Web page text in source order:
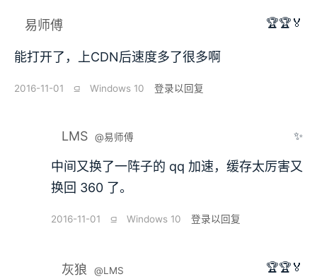
易师傅 🏆🏆🏅
能打开了，上CDN后速度多了很多啊
2016-11-01 ⫑ Windows 10 登录以回复
LMS @易师傅 ✨
中间又换了一阵子的 qq 加速，缓存太厉害又
换回 360 了。
2016-11-01 ⫑ Windows 10 登录以回复
灰狼 @LMS 🏆🏆🏅